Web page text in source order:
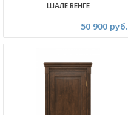
ШАЛЕ ВЕНГЕ
50 900 руб.